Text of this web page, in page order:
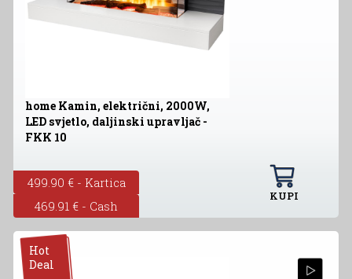
home Kamin, električni, 2000W,
LED svjetlo, daljinski upravljač -
FKK 10
499.90 € - Kartica
469.91 € - Cash
KUPI
Hot
Deal